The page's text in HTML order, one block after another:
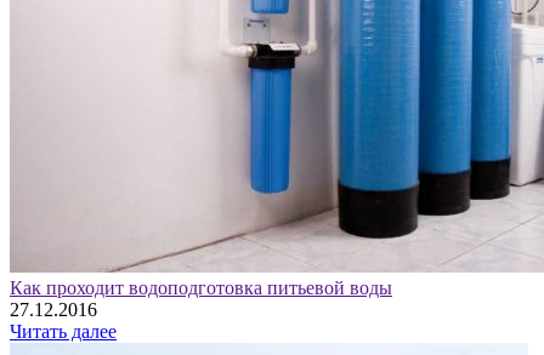
Как проходит водоподготовка питьевой воды
27.12.2016
Читать далее